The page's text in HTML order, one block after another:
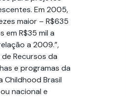
Em 2005,
maior – R$635
em R$35 mil a
a 2009.”,
Recursos da
e programas da
Childhood Brasil
nacional e